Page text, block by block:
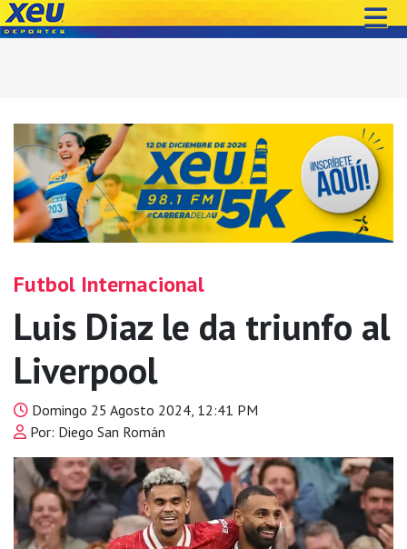
Futbol Internacional
Luis Diaz le da triunfo al
Liverpool
Domingo 25 Agosto 2024, 12:41 PM
Por: Diego San Román